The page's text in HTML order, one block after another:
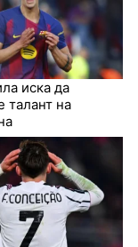
иска да
талант на